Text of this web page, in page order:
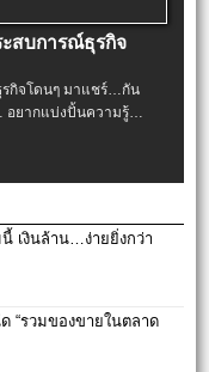
ะสบการณ์ธุรกิจ
รกิจโดนๆ มาแชร์…กัน
อยากแบ่งปั้นความรู้…
เงินล้าน…ง่ายยิ่งกว่า
“รวมของขายในตลาด